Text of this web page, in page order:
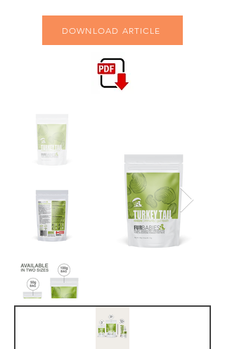
DOWNLOAD ARTICLE